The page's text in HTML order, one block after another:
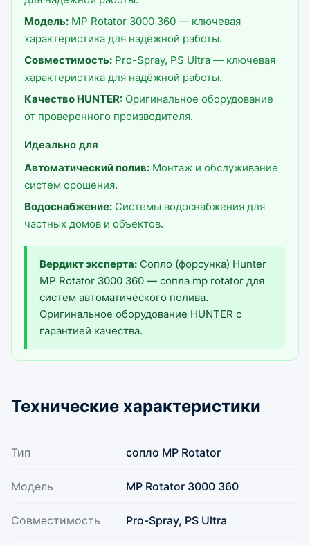
Модель: MP Rotator 3000 360 — ключевая
характеристика для надёжной работы.
Совместимость: Pro-Spray, PS Ultra — ключевая
характеристика для надёжной работы.
Качество HUNTER: Оригинальное оборудование
от проверенного производителя.
Идеально для
Автоматический полив: Монтаж и обслуживание
систем орошения.
Водоснабжение: Системы водоснабжения для
частных домов и объектов.
Вердикт эксперта: Сопло (форсунка) Hunter
MP Rotator 3000 360 — сопла mp rotator для
систем автоматического полива.
Оригинальное оборудование HUNTER с
гарантией качества.
Технические характеристики
Тип сопло MP Rotator
Модель MP Rotator 3000 360
Совместимость Pro-Spray, PS Ultra